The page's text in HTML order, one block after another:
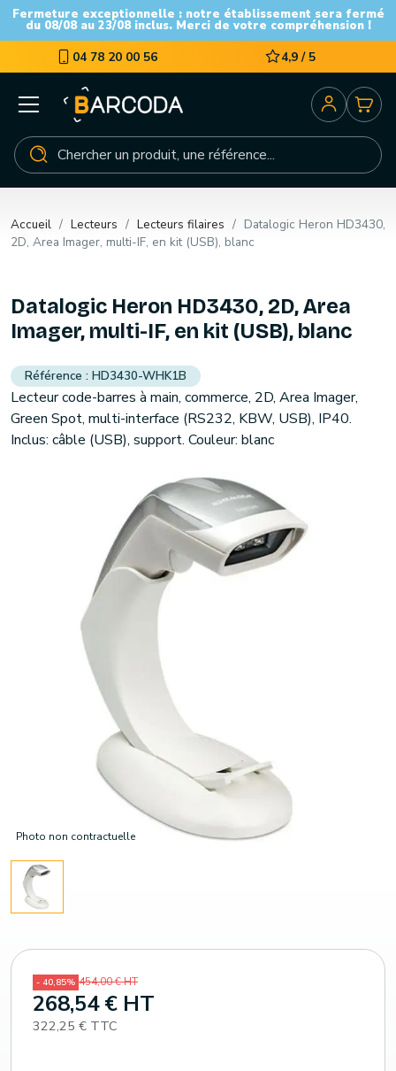
Fermeture exceptionnelle : notre établissement sera fermé
du 08/08 au 23/08 inclus. Merci de votre compréhension !
04 78 20 00 56 4,9 / 5
Accueil Lecteurs Lecteurs filaires
Datalogic Heron HD3430,
2D, Area Imager, multi-IF, en kit (USB), blanc
Photo non contractuelle
Datalogic Heron HD3430, 2D, Area
Imager, multi-IF, en kit (USB), blanc
HD3430-WHK1B
Lecteur code-barres à main, commerce, 2D, Area Imager,
Green Spot, multi-interface (RS232, KBW, USB), IP40.
Inclus: câble (USB), support. Couleur: blanc
- 40,85% 454,00 € HT
268,54 € HT
322,25 € TTC